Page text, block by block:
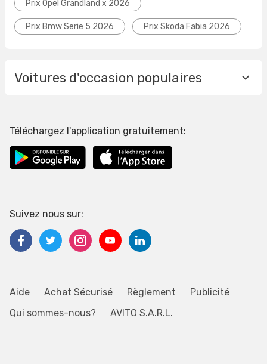
Prix Opel Grandland x 2026
Prix Bmw Serie 5 2026 Prix Skoda Fabia 2026
Voitures d'occasion populaires
Aide Achat Sécurisé Règlement
Publicité
Qui sommes-nous?
AVITO S.A.R.L.
Téléchargez l'application gratuitement:
Suivez nous sur: